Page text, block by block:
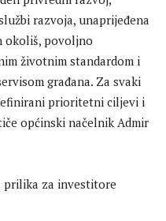
razvoja, unaprijeđena
okoliš, povoljno
životnim standardom i
građana. Za svaki
prioritetni ciljevi i
općinski načelnik Admir